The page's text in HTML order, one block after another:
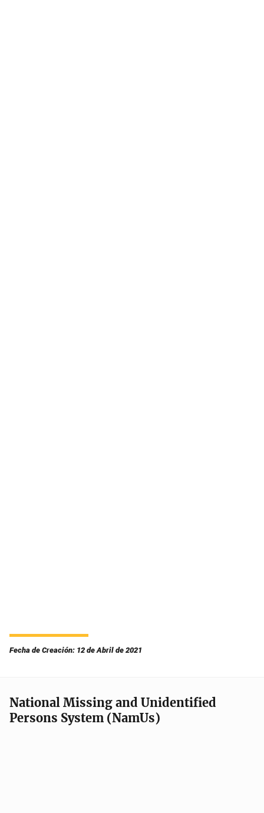
Fecha de Creación: 12 de Abril de 2021
National Missing and Unidentified
Persons System (NamUs)